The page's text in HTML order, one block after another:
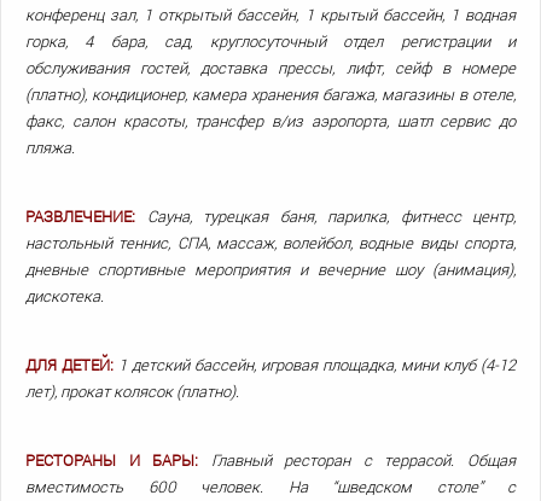
конференц зал, 1 открытый бассейн, 1 крытый бассейн, 1 водная
горка, 4 бара, сад, круглосуточный отдел регистрации и
обслуживания гостей, доставка прессы, лифт, сейф в номере
(платно), кондиционер, камера хранения багажа, магазины в отеле,
факс, салон красоты, трансфер в/из аэропорта, шатл сервис до
пляжа.
РАЗВЛЕЧЕНИЕ:
Сауна, турецкая баня, парилка, фитнесс центр,
настольный теннис, СПА, массаж, волейбол, водные виды спорта,
дневные спортивные мероприятия и вечерние шоу (анимация),
дискотека.
ДЛЯ ДЕТЕЙ: 1 детский бассейн, игровая площадка, мини клуб (4-12
лет), прокат колясок (платно).
РЕСТОРАНЫ И БАРЫ:
Главный ресторан с террасой. Общая
вместимость 600 человек. На “шведском столе” с